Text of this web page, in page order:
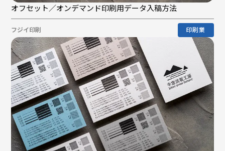
オフセット／オンデマンド印刷用データ入稿方法
フジイ印刷 印刷業